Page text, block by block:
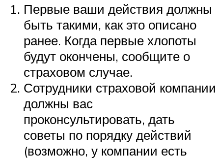
Первые ваши действия должны
быть такими, как это описано
ранее. Когда первые хлопоты
будут окончены, сообщите о
страховом случае.
Сотрудники страховой компании
должны вас
проконсультировать, дать
советы по порядку действий
(возможно, у компании есть